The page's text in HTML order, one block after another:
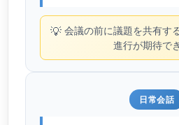
💡 会議の前に議題を共有す
進行が期待で
日常会話